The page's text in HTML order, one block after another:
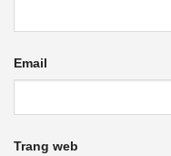
Email
Trang web